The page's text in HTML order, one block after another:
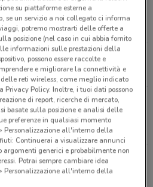
5 Sorrento
152 Castellammare
Annunziata
su piattaforme esterne a
se un servizio a noi collegato ci informa
potremo mostrarti delle offerte a
posizione (nel caso in cui abbia fornito
informazioni sulle prestazioni della
possono essere raccolte e
e migliorare la connettività e
reti wireless, come meglio indicato
Policy. Inoltre, i tuoi dati possono
di report, ricerche di mercato,
basate sulla posizione e analisi delle
preferenze in qualsiasi momento
Personalizzazione all'interno della
Continuerai a visualizzare annunci
generici e probabilmente non
Potrai sempre cambiare idea
Personalizzazione all'interno della